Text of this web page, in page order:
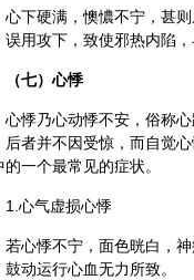
心下硬满，懊憹不宁，甚
误用攻下，致使邪热内陷
（七）心悸
心悸乃心动悸不安，俗称
后者并不因受惊，而自觉
的一个最常见的症状。
1.心气虚损心悸
若心悸不宁，面色晄白，
鼓动运行心血无力所致。